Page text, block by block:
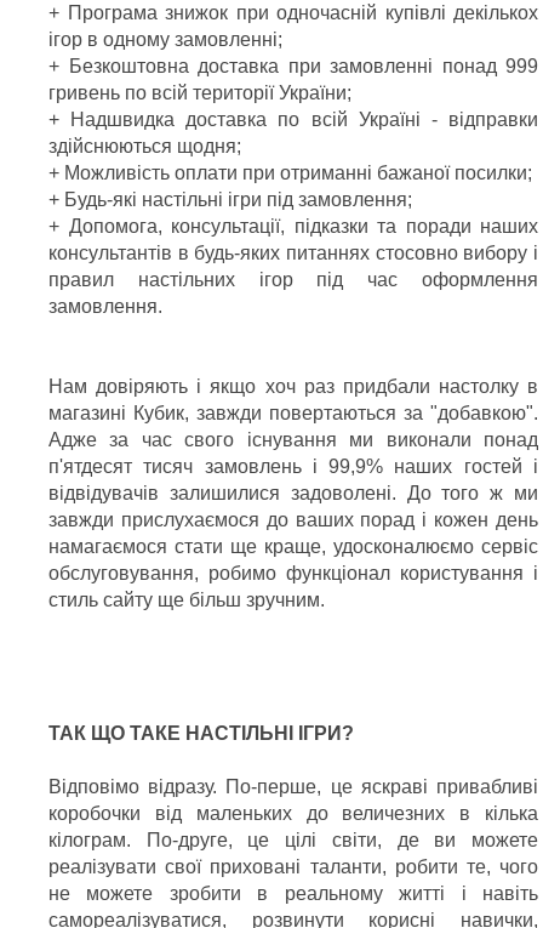
+ Програма знижок при одночасній купівлі декількох
ігор в одному замовленні;
+ Безкоштовна доставка при замовленні понад 999
гривень по всій території України;
+ Надшвидка доставка по всій Україні - відправки
здійснюються щодня;
+ Можливість оплати при отриманні бажаної посилки;
+ Будь-які настільні ігри під замовлення;
+ Допомога, консультації, підказки та поради наших
консультантів в будь-яких питаннях стосовно вибору і
правил настільних ігор під час оформлення
замовлення.
Нам довіряють і якщо хоч раз придбали настолку в
магазині Кубик, завжди повертаються за "добавкою".
Адже за час свого існування ми виконали понад
п'ятдесят тисяч замовлень і 99,9% наших гостей і
відвідувачів залишилися задоволені. До того ж ми
завжди прислухаємося до ваших порад і кожен день
намагаємося стати ще краще, удосконалюємо сервіс
обслуговування, робимо функціонал користування і
стиль сайту ще більш зручним.
ТАК ЩО ТАКЕ НАСТІЛЬНІ ІГРИ?
Відповімо відразу. По-перше, це яскраві привабливі
коробочки від маленьких до величезних в кілька
кілограм. По-друге, це цілі світи, де ви можете
реалізувати свої приховані таланти, робити те, чого
не можете зробити в реальному житті і навіть
самореалізуватися, розвинути корисні навички,